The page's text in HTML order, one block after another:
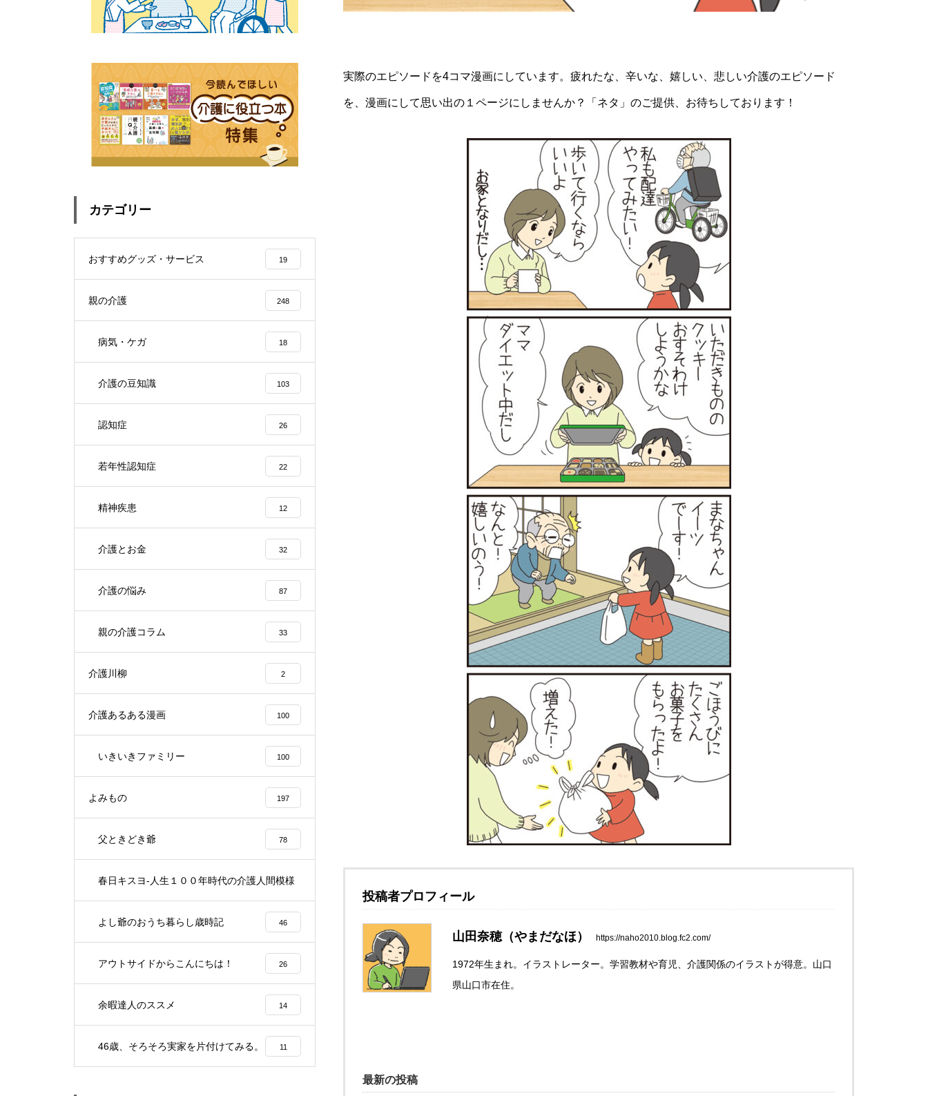
実際のエピソードを4コマ漫画にしています。疲れたな、辛いな、嬉しい、悲しい介護のエピソード
を、漫画にして思い出の１ページにしませんか？「ネタ」のご提供、お待ちしております！
投稿者プロフィール
山田奈穂（やまだなほ） https://naho2010.blog.fc2.com/
1972年生まれ。イラストレーター。学習教材や育児、介護関係のイラストが得意。山口
県山口市在住。
最新の投稿
カテゴリー
おすすめグッズ・サービス 19
親の介護 248
病気・ケガ 18
介護の豆知識 103
認知症 26
若年性認知症 22
精神疾患 12
介護とお金 32
介護の悩み 87
親の介護コラム 33
介護川柳 2
介護あるある漫画 100
いきいきファミリー 100
よみもの 197
父ときどき爺 78
春日キスヨ-人生１００年時代の介護人間模様
よし爺のおうち暮らし歳時記 46
アウトサイドからこんにちは！ 26
余暇達人のススメ 14
46歳、そろそろ実家を片付けてみる。 11